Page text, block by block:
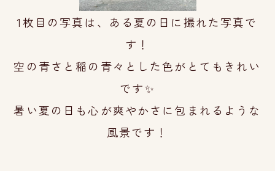
1枚目の写真は、ある夏の日に撮れた写真で
す！
空の青さと稲の青々とした色が とてもきれい
です✨
暑い夏の日も心が爽やかさに包まれるような
風景です！